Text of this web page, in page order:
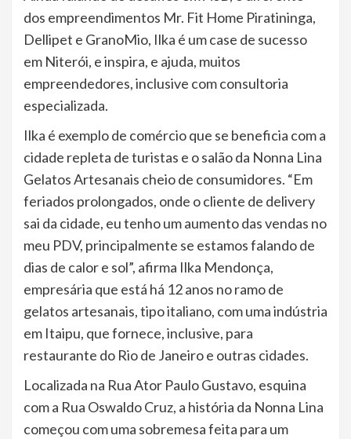
dos empreendimentos Mr. Fit Home Piratininga,
Dellipet e GranoMio, Ilka é um case de sucesso
em Niterói, e inspira, e ajuda, muitos
empreendedores, inclusive com consultoria
especializada.
Ilka é exemplo de comércio que se beneficia com a
cidade repleta de turistas e o salão da Nonna Lina
Gelatos Artesanais cheio de consumidores. “Em
feriados prolongados, onde o cliente de delivery
sai da cidade, eu tenho um aumento das vendas no
meu PDV, principalmente se estamos falando de
dias de calor e sol”, afirma Ilka Mendonça,
empresária que está há 12 anos no ramo de
gelatos artesanais, tipo italiano, com uma indústria
em Itaipu, que fornece, inclusive, para
restaurante do Rio de Janeiro e outras cidades.
Localizada na Rua Ator Paulo Gustavo, esquina
com a Rua Oswaldo Cruz, a história da Nonna Lina
começou com uma sobremesa feita para um